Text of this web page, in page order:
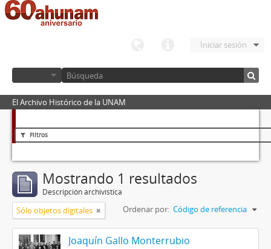
Iniciar sesión
El Archivo Histórico de la UNAM
Filtros
Mostrando 1 resultados
Descripción archivística
Sólo objetos digitales Ordenar por: Código de referencia
Joaquín Gallo Monterrubio